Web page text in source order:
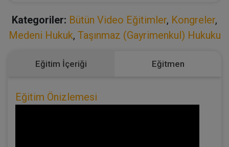
Kategoriler: Bütün Video Eğitimler, Kongreler,
Medeni Hukuk, Taşınmaz (Gayrimenkul) Hukuku
Eğitim İçeriği Eğitmen
Eğitim Önizlemesi